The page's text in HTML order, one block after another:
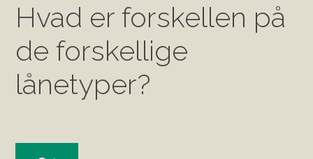
Hvad er forskellen på
de forskellige
lånetyper?